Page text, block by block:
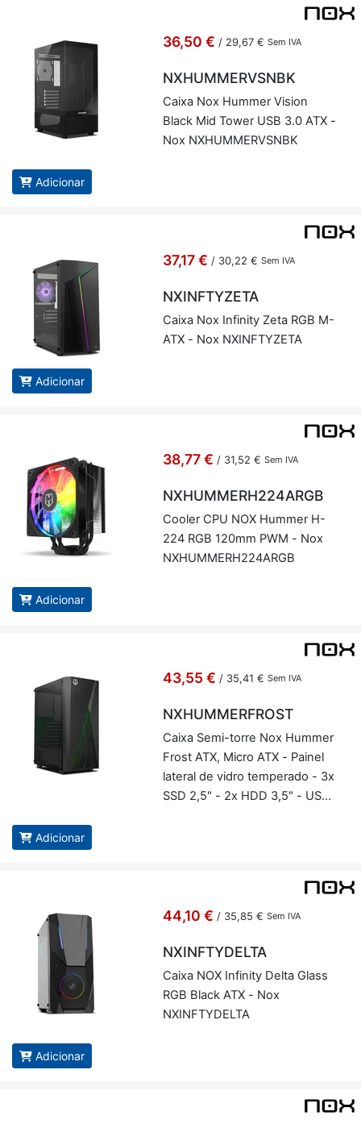
36,50 € / 29,67 € Sem IVA
NXHUMMERVSNBK
Caixa Nox Hummer Vi­sion
Black Mid Tower USB 3.0 ATX -
Nox NXHUM­MERVSNBK
Adicionar
37,17 € / 30,22 € Sem IVA
NXINFTYZETA
Caixa Nox In­fi­nity Zeta RGB M-
ATX - Nox NXINFTY­ZETA
Adicionar
38,77 € / 31,52 € Sem IVA
NXHUMMERH224ARGB
Co­oler CPU NOX Hummer H-
224 RGB 120mm PWM - Nox
NXHUM­MERH224ARGB
Adicionar
43,55 € / 35,41 € Sem IVA
NXHUMMERFROST
Caixa Semi-torre Nox Hummer
Frost ATX, Micro ATX - Painel
la­teral de vidro tem­pe­rado - 3x
SSD 2,5" - 2x HDD 3,5" - USB
Adicionar
44,10 € / 35,85 € Sem IVA
NXINFTYDELTA
Caixa NOX In­fi­nity Delta Glass
RGB Black ATX - Nox
NXINFTY­DELTA
Adicionar